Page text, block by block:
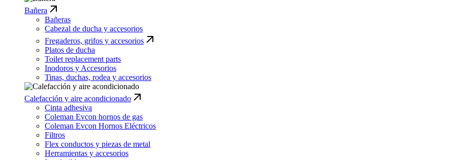
Bañera
Bañeras
Cabezal de ducha y accesorios
Fregaderos, grifos y accesorios
Platos de ducha
Toilet replacement parts
Inodoros y Accesorios
Tinas, duchas, rodea y accesorios
Calefacción y aire acondicionado
Cinta adhesiva
Coleman Evcon hornos de gas
Coleman Evcon Hornos Eléctricos
Filtros
Flex conductos y piezas de metal
Herramientas y accesorios